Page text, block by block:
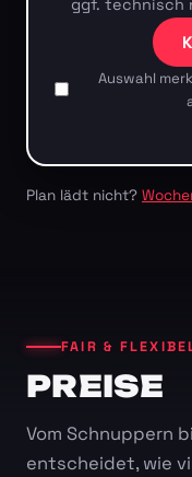
ggf. technisch
Auswahl
Plan lädt nicht?
FAIR &
PREISE
Vom Schnuppern
entscheidet, wie